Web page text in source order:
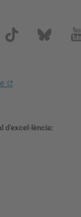
d’excel·lència